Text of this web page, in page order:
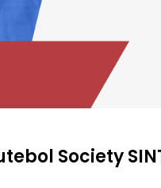
Society